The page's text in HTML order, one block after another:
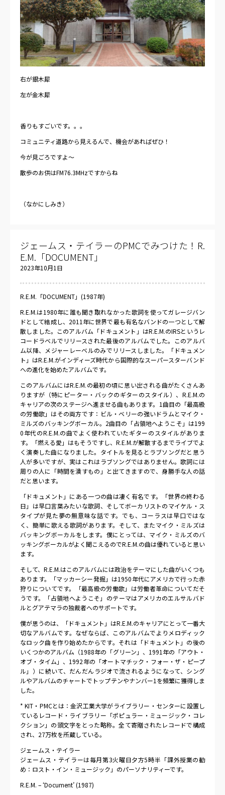
右が銀木犀
左が金木犀
香りもすごいです。。。
コミュニティ道路から見えるんで、機会があればぜひ！
今が見ごろですよ～
散歩のお供はFM76.3MHzですからね
（なかにしみき）
ジェームス・テイラーのPMCでみつけた！R.
E.M.「DOCUMENT」
2023年10月1日
R.E.M.「DOCUMENT」(1987年)
R.E.M.は1980年に誰も聞き取れなかった歌詞を使ってガレージバン
ドとして結成し、2011年に世界で最も有名なバンドの一つとして解
散しました。このアルバム「ドキュメント」はR.E.M.のIRSというレ
コードラベルでリリースされた最後のアルバムでした。このアルバ
ム以降、メジャーレーベルのみでリリースしました。「ドキュメン
ト」はR.E.M.がインディーズ時代から国際的なスーパースターバンド
への進化を始めたアルバムです。
このアルバムにはR.E.M.の最初の頃に思い出される曲がたくさんあ
りますが（特にピーター・バックのギターのスタイル）、R.E.M.の
キャリアの次のステージへ進ませる曲もあります。1曲目の「最高級
の労働歌」はその両方です：ビル・ベリーの強いドラムとマイク・
ミルズのバッキングボーカル。2曲目の「占領地へようこそ」は199
0年代のR.E.M.の曲でよく使われていたギターのスタイルがありま
す。「燃える愛」はもそうですし、R.E.M.が解散するまでライブでよ
く演奏した曲になりました。タイトルを見るとラブソングだと思う
人が多いですが、実はこれはラブソングではありません。歌詞には
周りの人に「時間を潰すもの」と出てきますので、身勝手な人の話
だと思います。
「ドキュメント」にある一つの曲は凄く有名です。「世界の終わる
日」は早口言葉みたいな歌詞、そしてボーカリストのマイケル・ス
タイプが見た夢の無意味な話です。でも、コーラスは早口ではな
く、簡単に歌える歌詞があります。そして、またマイク・ミルズは
バッキングボーカルをします。僕にとっては、マイク・ミルズのバ
ッキングボーカルがよく聞こえるのでR.E.M.の曲は優れていると思い
ます。
そして、R.E.M.はこのアルバムには政治をテーマにした曲がいくつも
あります。「マッカーシー発掘」は1950年代にアメリカで行った赤
狩りについてです。「最高級の労働歌」は労働者革命についてだそ
うです。「占領地へようこそ」のテーマはアメリカのエルサルバド
ルとグアテマラの独裁者へのサポートです。
僕が思うのは、「ドキュメント」はR.E.M.のキャリアにとって一番大
切なアルバムです。なぜならば、このアルバムでよりメロディック
なロック曲を作り始めたからです。それは「ドキュメント」の後の
いくつかのアルバム（1988年の「グリーン」、1991年の「アウト・
オブ・タイム」、1992年の「オートマチック・フォー・ザ・ピープ
ル」）に続いて、だんだんラジオで流されるようになって、シング
ルやアルバムのチャートでトップテンやナンバー1を頻繁に獲得しま
した。
* KIT・PMCとは：金沢工業大学がライブラリー・センターに設置し
ているレコード・ライブラリー「ポピュラー・ミュージック・コレ
クション」の頭文字をとった略称。全て寄贈されたレコードで構成
され、27万枚を所蔵している。
ジェームス・テイラー
ジェームス・テイラーは毎月第3火曜日夕方5時半「課外授業の勧
め：ロスト・イン・ミュージック」のパーソナリティーです。
R.E.M. – ‘Document’ (1987)